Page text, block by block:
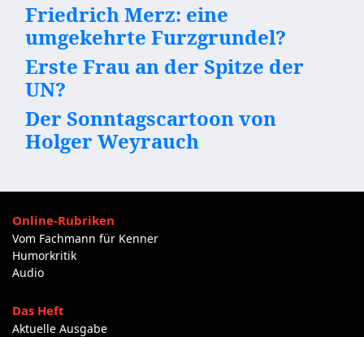
Friedrich Merz: eine
umgekehrte Furzgrundel?
Erste Frau an der Spitze der
UN?
Der Sonntagscartoon von
Holger Weyrauch
Online-Rubriken
Vom Fachmann für Kenner
Humorkritik
Audio
Das Heft
Aktuelle Ausgabe